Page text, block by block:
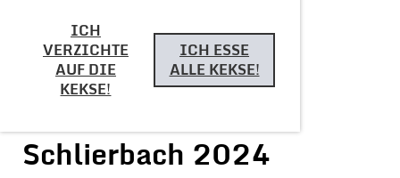
ICH
VERZICHTE
AUF DIE
KEKSE!
ICH ESSE
ALLE KEKSE!
Zurück
Schlierbach 2024